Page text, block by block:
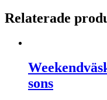
Relaterade
sons